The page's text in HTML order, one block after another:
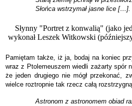
Słońca wstrzymał jasne lice […].
Słynny "Portret z konwalią" (jako
wykonał Leszek Witkowski
Pamiętam także, iż ja, bodaj na koniec
wraz z Ptolemeuszem wiedli zażarty spór
że jeden drugiego nie mógł przekonać,
wielce roztropnie tak rzecz całą
Astronom z astronomem obiad